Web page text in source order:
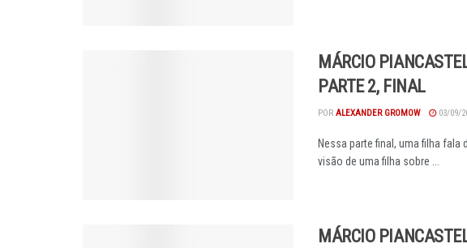
MÁRCIO
PARTE 2, FINAL
POR ALEXANDER GROMOW 03/09/
Nessa parte final, uma filha fala
visão de uma filha sobre ...
MÁRCIO